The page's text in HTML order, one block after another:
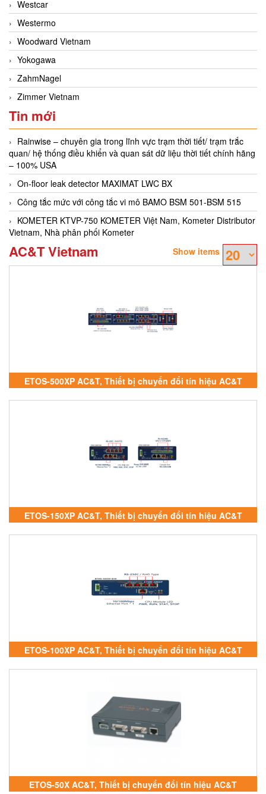
Westcar
Westermo
Woodward Vietnam
Yokogawa
ZahmNagel
Zimmer Vietnam
Tin mới
Rainwise – chuyên gia trong lĩnh vực trạm thời tiết/ trạm trắc
quan/ hệ thống điều khiển và quan sát dữ liệu thời tiết chính hãng
– 100% USA
On-floor leak detector MAXIMAT LWC BX
Công tắc mức với công tắc vi mô BAMO BSM 501-BSM 515
KOMETER KTVP-750 KOMETER Việt Nam, Kometer Distributor
Vietnam, Nhà phân phối Kometer
AC&T Vietnam Show items
ETOS-500XP AC&T, Thiết bị chuyển đổi tín hiệu AC&T
ETOS-150XP AC&T, Thiết bị chuyển đổi tín hiệu AC&T
ETOS-100XP AC&T, Thiết bị chuyển đổi tín hiệu AC&T
ETOS-50X AC&T, Thiết bị chuyển đổi tín hiệu AC&T